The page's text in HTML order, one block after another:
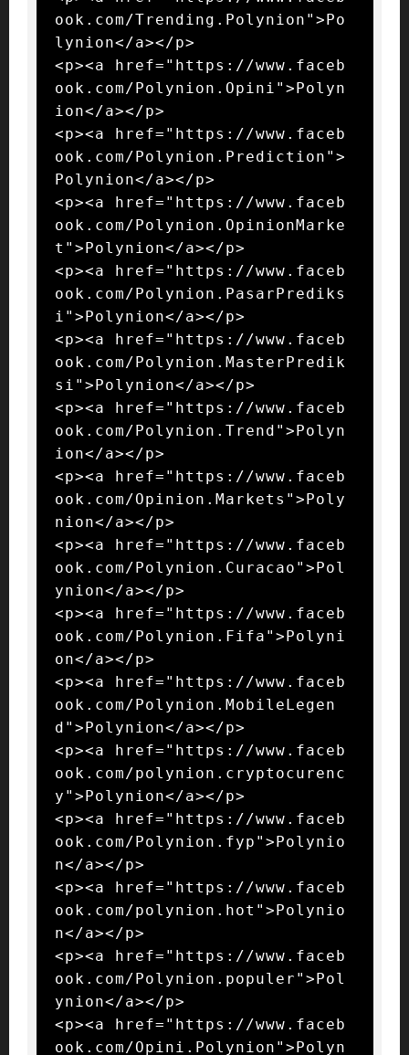
ook.com/Trending.Polynion">Po
lynion</a></p>
<p><a href="https://www.faceb
ook.com/Polynion.Opini">Polyn
ion</a></p>
<p><a href="https://www.faceb
ook.com/Polynion.Prediction">
Polynion</a></p>
<p><a href="https://www.faceb
ook.com/Polynion.OpinionMarke
t">Polynion</a></p>
<p><a href="https://www.faceb
ook.com/Polynion.PasarPrediks
i">Polynion</a></p>
<p><a href="https://www.faceb
ook.com/Polynion.MasterPredik
si">Polynion</a></p>
<p><a href="https://www.faceb
ook.com/Polynion.Trend">Polyn
ion</a></p>
<p><a href="https://www.faceb
ook.com/Opinion.Markets">Poly
nion</a></p>
<p><a href="https://www.faceb
ook.com/Polynion.Curacao">Pol
ynion</a></p>
<p><a href="https://www.faceb
ook.com/Polynion.Fifa">Polyni
on</a></p>
<p><a href="https://www.faceb
ook.com/Polynion.MobileLegen
d">Polynion</a></p>
<p><a href="https://www.faceb
ook.com/polynion.cryptocurenc
y">Polynion</a></p>
<p><a href="https://www.faceb
ook.com/Polynion.fyp">Polynio
n</a></p>
<p><a href="https://www.faceb
ook.com/polynion.hot">Polynio
n</a></p>
<p><a href="https://www.faceb
ook.com/Polynion.populer">Pol
ynion</a></p>
<p><a href="https://www.faceb
ook.com/Opini.Polynion">Polyn